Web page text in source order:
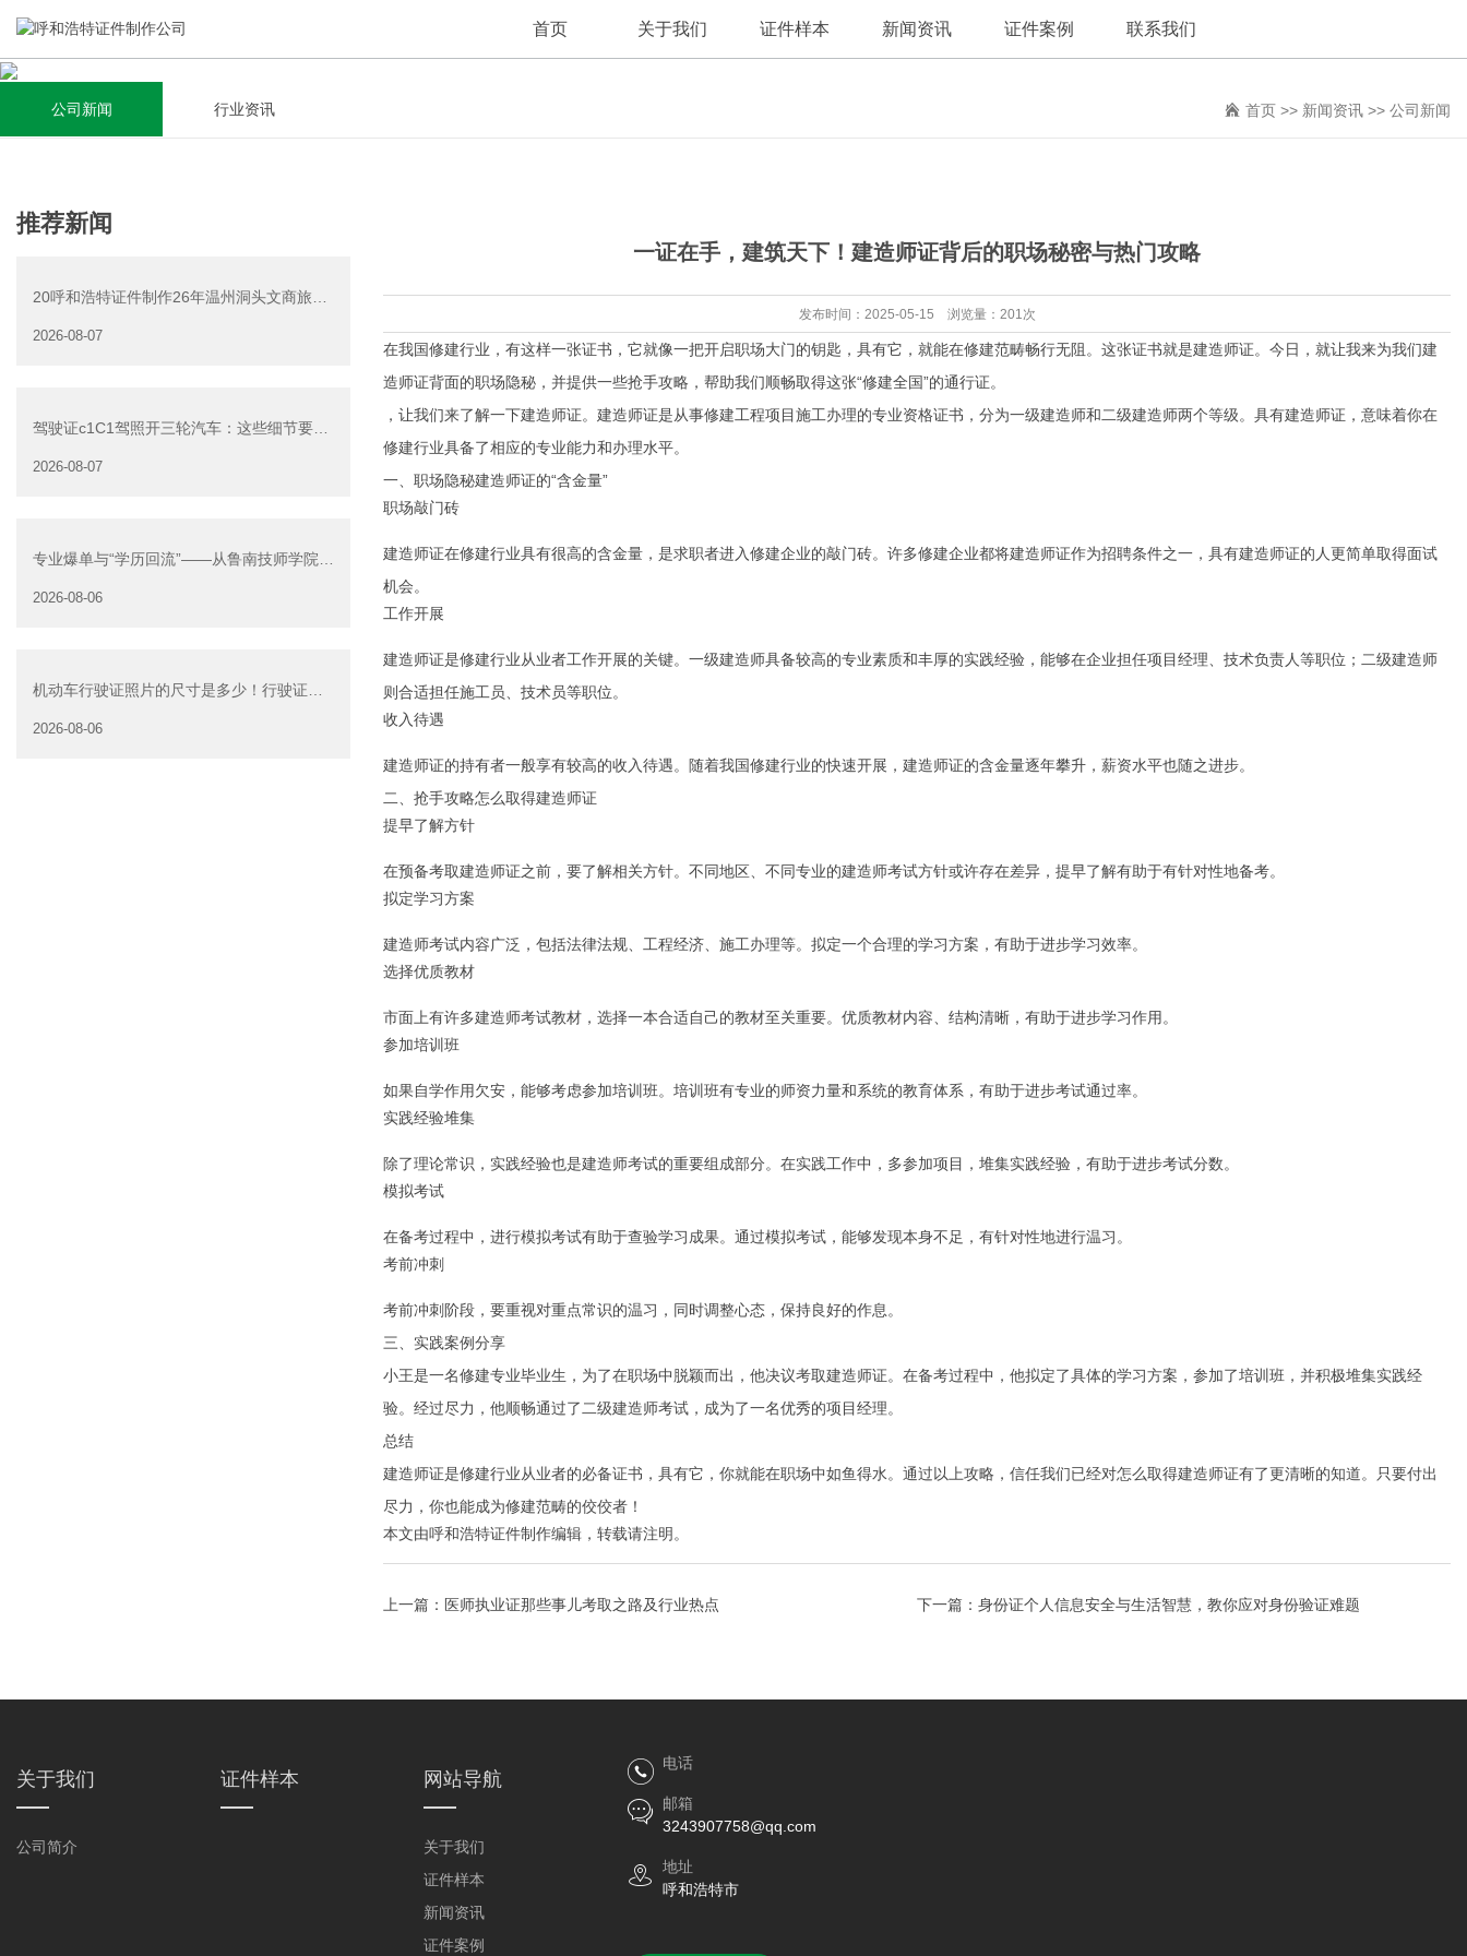
首页 关于我们
关于我们
集研发，设计，制造，安装于一体，多元化的定制需求，为上
千家企业提供过专业定制服务！
查看详情
证件样本 新闻资讯
新闻资讯
全自动流水线规模化生产，准时按期交货，年生产能力超过
40W万方米以上，拥有遍布全国的商务合作伙伴和较为完善的
查看详情
证件案例 联系我们
公司新闻 行业资讯 首页 >> 新闻资讯 >> 公司新闻
推荐新闻
20呼和浩特证件制作26年温州洞头文商旅游
2026-08-07
驾驶证c1C1驾照开三轮汽车：这些细节要注
2026-08-07
专业爆单与“学历回流”——从鲁南技师学院透
2026-08-06
机动车行驶证照片的尺寸是多少！行驶证照
2026-08-06
一证在手，建筑天下！建造师证背后的职场秘密与热门攻略
发布时间：2025-05-15 浏览量：201次
在我国修建行业，有这样一张证书，它就像一把开启职场大门的钥匙，具有它，就能在修建范畴畅行无阻。这张证书就是建造师证。今日，就让我来为我们建
造师证背面的职场隐秘，并提供一些抢手攻略，帮助我们顺畅取得这张“修建全国”的通行证。
，让我们来了解一下建造师证。建造师证是从事修建工程项目施工办理的专业资格证书，分为一级建造师和二级建造师两个等级。具有建造师证，意味着你在
修建行业具备了相应的专业能力和办理水平。
一、职场隐秘建造师证的“含金量”
职场敲门砖
建造师证在修建行业具有很高的含金量，是求职者进入修建企业的敲门砖。许多修建企业都将建造师证作为招聘条件之一，具有建造师证的人更简单取得面试
机会。
工作开展
建造师证是修建行业从业者工作开展的关键。一级建造师具备较高的专业素质和丰厚的实践经验，能够在企业担任项目经理、技术负责人等职位；二级建造师
则合适担任施工员、技术员等职位。
收入待遇
建造师证的持有者一般享有较高的收入待遇。随着我国修建行业的快速开展，建造师证的含金量逐年攀升，薪资水平也随之进步。
二、抢手攻略怎么取得建造师证
提早了解方针
在预备考取建造师证之前，要了解相关方针。不同地区、不同专业的建造师考试方针或许存在差异，提早了解有助于有针对性地备考。
拟定学习方案
建造师考试内容广泛，包括法律法规、工程经济、施工办理等。拟定一个合理的学习方案，有助于进步学习效率。
选择优质教材
市面上有许多建造师考试教材，选择一本合适自己的教材至关重要。优质教材内容、结构清晰，有助于进步学习作用。
参加培训班
如果自学作用欠安，能够考虑参加培训班。培训班有专业的师资力量和系统的教育体系，有助于进步考试通过率。
实践经验堆集
除了理论常识，实践经验也是建造师考试的重要组成部分。在实践工作中，多参加项目，堆集实践经验，有助于进步考试分数。
模拟考试
在备考过程中，进行模拟考试有助于查验学习成果。通过模拟考试，能够发现本身不足，有针对性地进行温习。
考前冲刺
考前冲刺阶段，要重视对重点常识的温习，同时调整心态，保持良好的作息。
三、实践案例分享
小王是一名修建专业毕业生，为了在职场中脱颖而出，他决议考取建造师证。在备考过程中，他拟定了具体的学习方案，参加了培训班，并积极堆集实践经
验。经过尽力，他顺畅通过了二级建造师考试，成为了一名优秀的项目经理。
总结
建造师证是修建行业从业者的必备证书，具有它，你就能在职场中如鱼得水。通过以上攻略，信任我们已经对怎么取得建造师证有了更清晰的知道。只要付出
尽力，你也能成为修建范畴的佼佼者！
本文由呼和浩特证件制作编辑，转载请注明。
上一篇： 医师执业证那些事儿考取之路及行业热点 下一篇： 身份证个人信息安全与生活智慧，教你应对身份验证难题
关于我们
公司简介
证件样本 网站导航
关于我们
证件样本
新闻资讯
证件案例
电话
邮箱
3243907758@qq.com
地址
呼和浩特市